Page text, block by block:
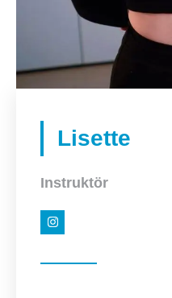
Lisette
Instruktör